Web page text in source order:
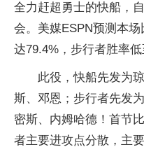
全力赶超勇士的快船，
会。美媒ESPN预测本
达79.4%，步行者胜率低
此役，快船先发为
斯、邓恩；步行者先发
密斯、内姆哈德！首节
者主要进攻点分散，主